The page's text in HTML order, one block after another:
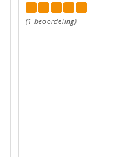
(1 beoordeling)